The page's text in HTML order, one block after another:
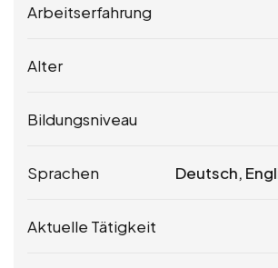
Arbeitserfahrung
Alter
Bildungsniveau
Sprachen Deutsch,
Aktuelle Tätigkeit